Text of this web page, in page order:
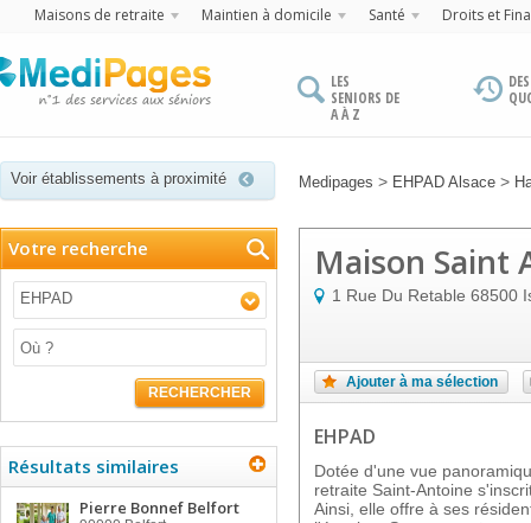
Maisons de retraite Maintien à domicile Santé Droits et
LES
SENIORS DE
A À Z
Voir établissements à proximité Medipages > EHPAD Alsace >
Votre recherche
EHPAD
RECHERCHER
Résultats similaires
Pierre Bonnef Belfort
Maison Saint
1 Rue Du Retable 68500
Ajouter à ma sélection
EHPAD
Dotée d'une vue
retraite Saint-Antoine
Ainsi, elle offre à ses